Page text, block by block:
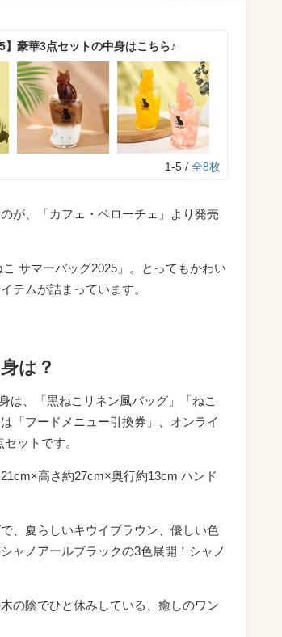
豪華3点セットの中身はこちら♪
1-5 / 全8枚
が、「カフェ・ベローチェ」より発売
サマーバッグ2025」。とってもかわい
テムが詰まっています。
は？
は、「黒ねこリネン風バッグ」「ねこ
「フードメニュー引換券」、オンライ
ットです。
高さ約27cm×奥行約13cm ハンド
、夏らしいキウイブラウン、優しい色
ャノアールブラックの3色展開！シャノ
の陰でひと休みしている、癒しのワン